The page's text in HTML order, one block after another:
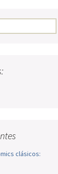
clásicos: